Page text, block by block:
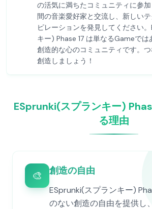
の活気に満ちたコミュニティに参
間の音楽愛好家と交流し、新しい
ピレーションを発見してください
キー) Phase 17 は単なるGameで
創造的な心のコミュニティです。つ
創造しましょう！
ESprunki(スプランキー)
る理由
🎨 創造の自由
ESprunki(スプランキー)
のない創造の自由を提供し